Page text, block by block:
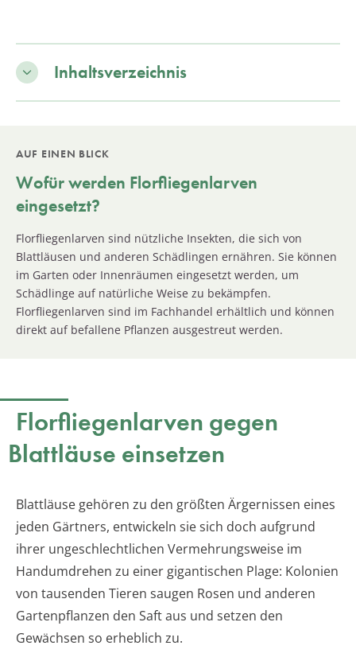
Inhaltsverzeichnis
AUF EINEN BLICK
Wofür werden Florfliegenlarven
eingesetzt?
Florfliegenlarven sind nützliche Insekten, die sich von
Blattläusen und anderen Schädlingen ernähren. Sie können
im Garten oder Innenräumen eingesetzt werden, um
Schädlinge auf natürliche Weise zu bekämpfen.
Florfliegenlarven sind im Fachhandel erhältlich und können
direkt auf befallene Pflanzen ausgestreut werden.
Florfliegenlarven gegen
Blattläuse einsetzen
Blattläuse gehören zu den größten Ärgernissen eines
jeden Gärtners, entwickeln sie sich doch aufgrund
ihrer ungeschlechtlichen Vermehrungsweise im
Handumdrehen zu einer gigantischen Plage: Kolonien
von tausenden Tieren saugen Rosen und anderen
Gartenpflanzen den Saft aus und setzen den
Gewächsen so erheblich zu.